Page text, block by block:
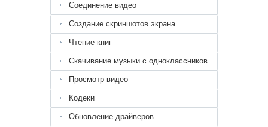
Соединение видео
Создание скриншотов экрана
Чтение книг
Скачивание музыки с одноклассников
Просмотр видео
Кодеки
Обновление драйверов